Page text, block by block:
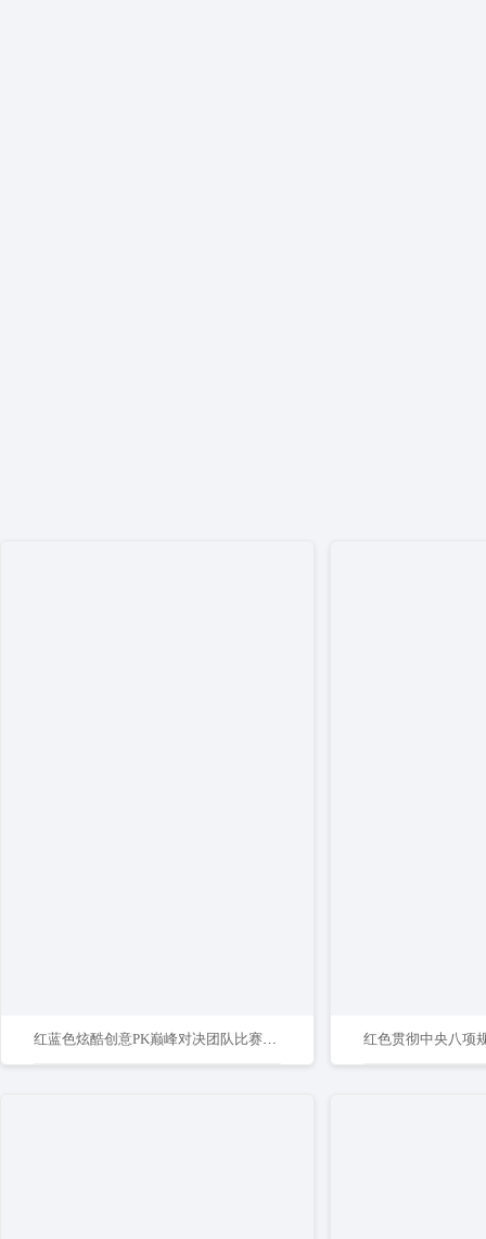
红蓝色炫酷创意PK巅峰对决团队比赛海报设计pk对抗